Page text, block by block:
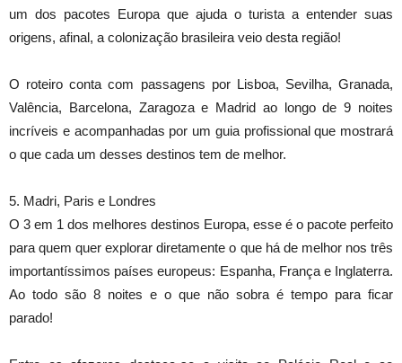
um dos pacotes Europa que ajuda o turista a entender suas
origens, afinal, a colonização brasileira veio desta região!
O roteiro conta com passagens por Lisboa, Sevilha, Granada,
Valência, Barcelona, Zaragoza e Madrid ao longo de 9 noites
incríveis e acompanhadas por um guia profissional que mostrará
o que cada um desses destinos tem de melhor.
5. Madri, Paris e Londres
O 3 em 1 dos melhores destinos Europa, esse é o pacote perfeito
para quem quer explorar diretamente o que há de melhor nos três
importantíssimos países europeus: Espanha, França e Inglaterra.
Ao todo são 8 noites e o que não sobra é tempo para ficar
parado!